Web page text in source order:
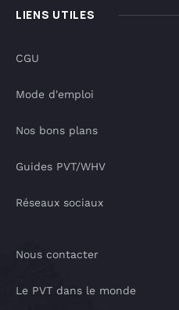
LIENS UTILES
CGU
Mode d'emploi
Nos bons plans
Guides PVT/WHV
Réseaux sociaux
Nous contacter
Le PVT dans le monde